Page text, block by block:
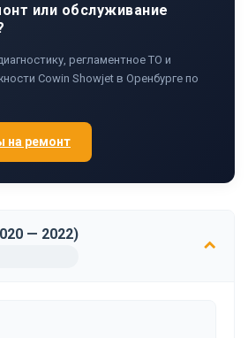
или обслуживание
регламентное ТО и
Cowin Showjet в Оренбурге по
на ремонт
— 2022)